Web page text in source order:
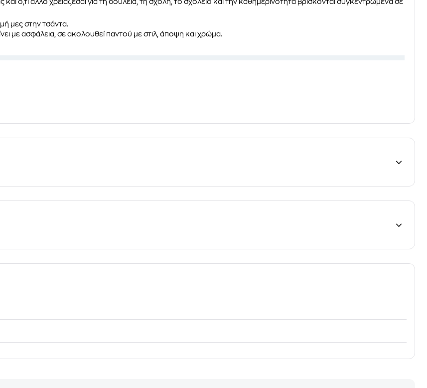
ό,τι άλλο χρειάζεσαι για τη δουλειά, τη σχολή, το σχολείο και την καθημερινότητα βρίσκονται συγκεντρωμένα σε
μες στην τσάντα.
με ασφάλεια, σε ακολουθεί παντού με στιλ, άποψη και χρώμα.